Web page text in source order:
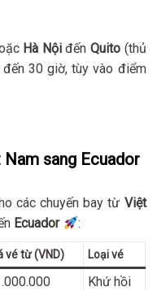
Hà Nộiđến Quito (thủ
30 giờ, tùy vào điểm
sang Ecuador
các chuyến bay từ Việt
Ecuador :
vé từ (VND) Loại vé
Khứ hồi